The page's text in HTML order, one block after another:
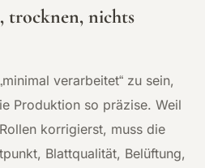
trocknen, nichts
verarbeitet“ zu sein,
Produktion so präzise. Weil
korrigierst, muss die
Blattqualität, Belüftung,